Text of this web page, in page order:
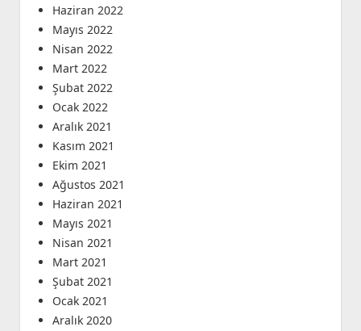
Haziran 2022
Mayıs 2022
Nisan 2022
Mart 2022
Şubat 2022
Ocak 2022
Aralık 2021
Kasım 2021
Ekim 2021
Ağustos 2021
Haziran 2021
Mayıs 2021
Nisan 2021
Mart 2021
Şubat 2021
Ocak 2021
Aralık 2020